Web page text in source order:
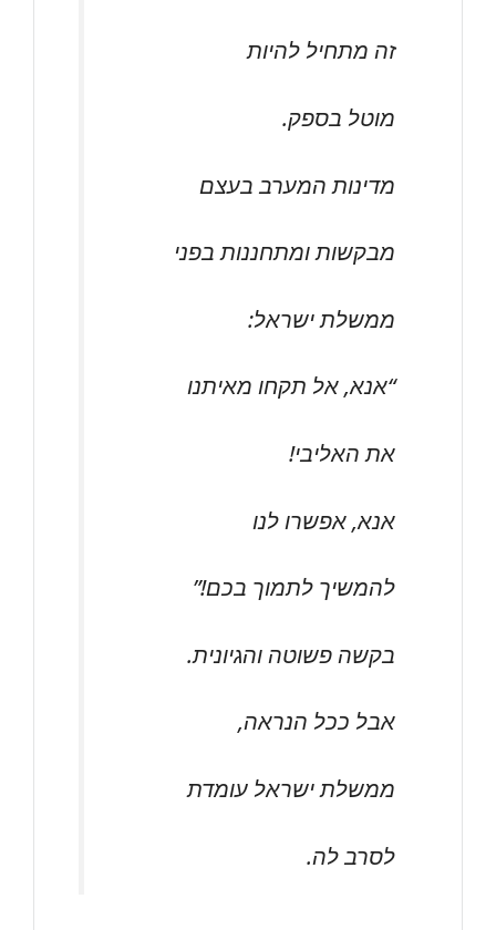
זה מתחיל להיות
מוטל בספק.
מדינות המערב בעצם
מבקשות ומתחננות בפני
ממשלת ישראל:
“אנא, אל תקחו מאיתנו
את האליבי!
אנא, אפשרו לנו
להמשיך לתמוך בכם!”
בקשה פשוטה והגיונית.
אבל ככל הנראה,
ממשלת ישראל עומדת
לסרב לה.